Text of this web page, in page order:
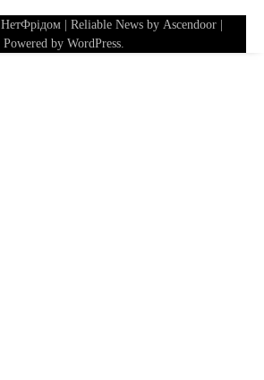
НетФрідом | Reliable News by Ascendoor
Powered by WordPress.